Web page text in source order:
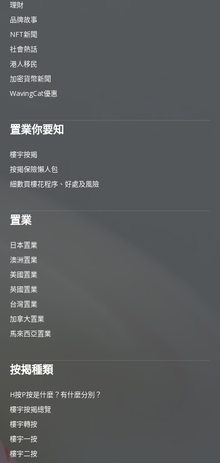
理財
品牌故事
NFT新聞
社會熱話
港人移民
加密貨幣新聞
WavingCat優惠
置業你要知
樓宇按揭
按揭保險懶人包
細數買樓花程序、好處及風險
置業
日本置業
澳洲置業
美國置業
英國置業
台灣置業
加拿大置業
馬來西亞置業
按揭種類
H按P按是什麼？有什麼分別？
樓宇按揭總覽
樓宇轉按
樓宇一按
樓宇二按